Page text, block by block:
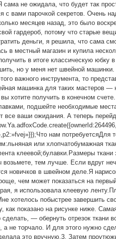
сама не ожидала, что будет так
с вами парочкой секретов. Очень
месяцев назад, это было
гардероб, потому что старые
деньги, я решила, что сама
в местный магазин и купила
в итоге классическую
но у меня нет швейной
важного инструмента, то
машинка для таких мастеров —
хотите получить в конечном
подшейте необходимые
все ваши ожидания. А теперь
нам потребуетсяДля
или хлопчатобумажная
клеевой;булавки.Размеры
тем лучше. Если вдруг
новичков в швейном деле.Я
чем может показаться на
я использовала клеевую
хотелось побыстрее завершить
как показано на рисунке ниже.
— обернуть отрезок ткани
а не торчало. И для этого нужно
это вручную.3. Затем